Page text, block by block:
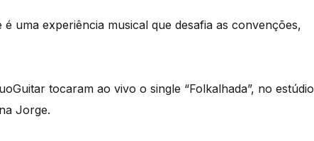
uma experiência musical que desafia as convenções,
tocaram ao vivo o single “Folkalhada”, no estúdio
Jorge.